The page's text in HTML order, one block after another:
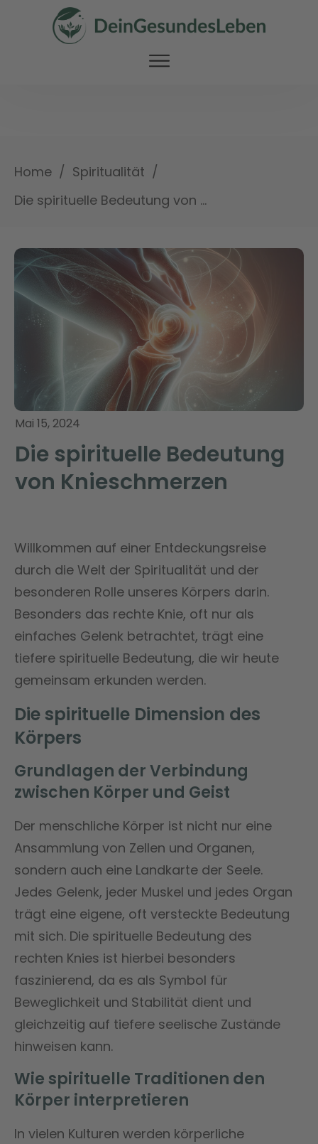
Home / Spiritualität /
Die spirituelle Bedeutung von Knieschmerzen
Mai 15, 2024
Die spirituelle Bedeutung
von Knieschmerzen
Willkommen auf einer Entdeckungsreise
durch die Welt der Spiritualität und der
besonderen Rolle unseres Körpers darin.
Besonders das rechte Knie, oft nur als
einfaches Gelenk betrachtet, trägt eine
tiefere spirituelle Bedeutung, die wir heute
gemeinsam erkunden werden.
Die spirituelle Dimension des
Körpers
Grundlagen der Verbindung
zwischen Körper und Geist
Der menschliche Körper ist nicht nur eine
Ansammlung von Zellen und Organen,
sondern auch eine Landkarte der Seele.
Jedes Gelenk, jeder Muskel und jedes Organ
trägt eine eigene, oft versteckte Bedeutung
mit sich. Die spirituelle Bedeutung des
rechten Knies ist hierbei besonders
faszinierend, da es als Symbol für
Beweglichkeit und Stabilität dient und
gleichzeitig auf tiefere seelische Zustände
hinweisen kann.
Wie spirituelle Traditionen den
Körper interpretieren
In vielen Kulturen werden körperliche